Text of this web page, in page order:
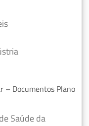
– Documentos Plano
Saúde da